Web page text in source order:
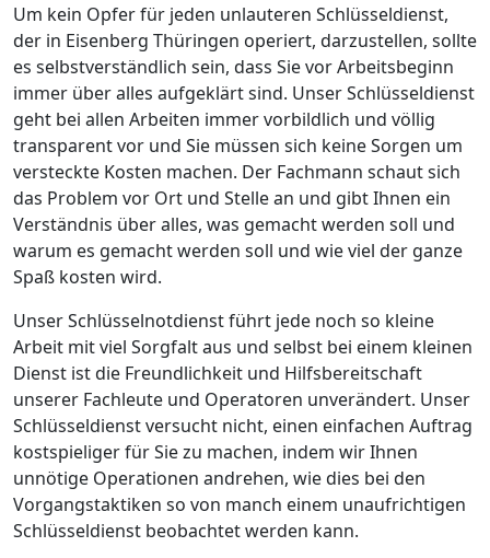
Um kein Opfer für jeden unlauteren Schlüsseldienst,
der in Eisenberg Thüringen operiert, darzustellen, sollte
es selbstverständlich sein, dass Sie vor Arbeitsbeginn
immer über alles aufgeklärt sind. Unser Schlüsseldienst
geht bei allen Arbeiten immer vorbildlich und völlig
transparent vor und Sie müssen sich keine Sorgen um
versteckte Kosten machen. Der Fachmann schaut sich
das Problem vor Ort und Stelle an und gibt Ihnen ein
Verständnis über alles, was gemacht werden soll und
warum es gemacht werden soll und wie viel der ganze
Spaß kosten wird.
Unser Schlüsselnotdienst führt jede noch so kleine
Arbeit mit viel Sorgfalt aus und selbst bei einem kleinen
Dienst ist die Freundlichkeit und Hilfsbereitschaft
unserer Fachleute und Operatoren unverändert. Unser
Schlüsseldienst versucht nicht, einen einfachen Auftrag
kostspieliger für Sie zu machen, indem wir Ihnen
unnötige Operationen andrehen, wie dies bei den
Vorgangstaktiken so von manch einem unaufrichtigen
Schlüsseldienst beobachtet werden kann.